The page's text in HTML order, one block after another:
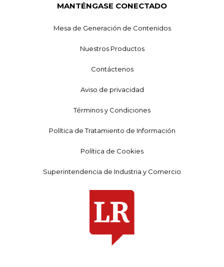
MANTÉNGASE CONECTADO
Mesa de Generación de Contenidos
Nuestros Productos
Contáctenos
Aviso de privacidad
Términos y Condiciones
Política de Tratamiento de Información
Política de Cookies
Superintendencia de Industria y Comercio